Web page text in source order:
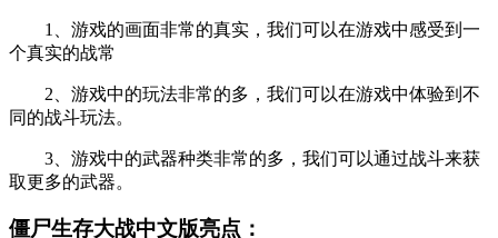
1、游戏的画面非常的真实，我们可以在游戏中感受到一
个真实的战常
2、游戏中的玩法非常的多，我们可以在游戏中体验到不
同的战斗玩法。
3、游戏中的武器种类非常的多，我们可以通过战斗来获
取更多的武器。
僵尸生存大战中文版亮点：